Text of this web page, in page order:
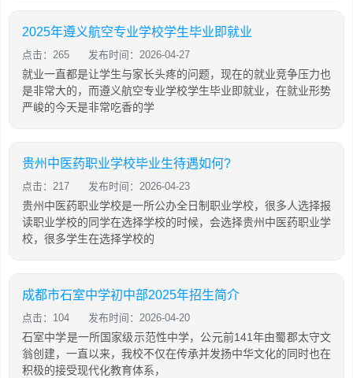
2025年遵义航空专业学校学生毕业即就业
点击：265 发布时间：2026-04-27
就业一直都是让学生与家长头疼的问题，现在的就业竞争压力也
是非常大的，而遵义航空专业学校学生毕业即就业，在就业形势
严峻的今天是非常吃香的学
贵州中医药职业学校毕业生待遇如何?
点击：217 发布时间：2026-04-23
贵州中医药职业学校是一所公办全日制职业学校，很多人选择报
读职业学校的同学在选择学校的时候，会选择贵州中医药职业学
校，很多学生在选择学校的
成都市石室中学初中部2025年招生简介
点击：104 发布时间：2026-04-20
石室中学是一所国家级示范性中学，公元前141年由蜀郡太守文
翁创建，一直以来，我校不仅在传承并发扬中华文化的同时也在
积极的接受现代化教育体系，